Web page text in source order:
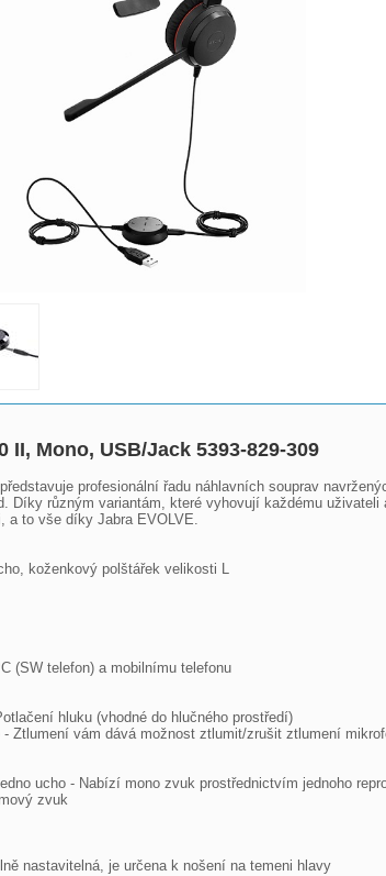
II, Mono, USB/Jack 5393-829-309
profesionální řadu náhlavních souprav
Díky různým variantám, které vyhovují každému
a to vše díky Jabra EVOLVE.
koženkový polštářek velikosti L
(SW telefon) a mobilnímu telefonu
hluku (vhodné do hlučného prostředí)
- Ztlumení vám dává možnost ztlumit/zrušit ztlumení
ucho - Nabízí mono zvuk prostřednictvím jednoho
zvuk
nastavitelná, je určena k nošení na temeni hlavy